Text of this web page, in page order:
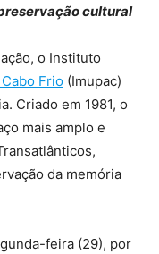
cultural
o Instituto
Cabo Frio (Imupac)
Criado em 1981, o
mais amplo e
da memória
feira (29), por